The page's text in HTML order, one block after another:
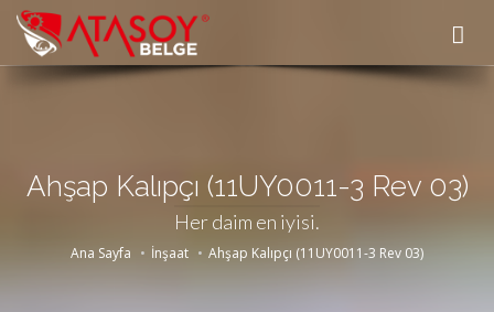
Ahşap Kalıpçı (11UY0011-3 Rev 03)
Her daim en iyisi.
Ana Sayfa İnşaat Ahşap Kalıpçı (11UY0011-3 Rev 03)